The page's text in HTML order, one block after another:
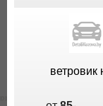
ветровик